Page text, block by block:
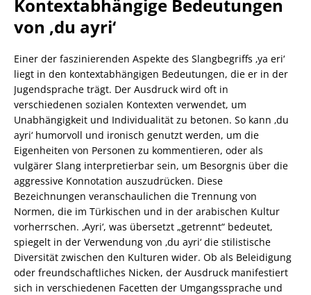
Kontextabhängige Bedeutungen
von ‚du ayri‘
Einer der faszinierenden Aspekte des Slangbegriffs ‚ya eri‘
liegt in den kontextabhängigen Bedeutungen, die er in der
Jugendsprache trägt. Der Ausdruck wird oft in
verschiedenen sozialen Kontexten verwendet, um
Unabhängigkeit und Individualität zu betonen. So kann ‚du
ayri‘ humorvoll und ironisch genutzt werden, um die
Eigenheiten von Personen zu kommentieren, oder als
vulgärer Slang interpretierbar sein, um Besorgnis über die
aggressive Konnotation auszudrücken. Diese
Bezeichnungen veranschaulichen die Trennung von
Normen, die im Türkischen und in der arabischen Kultur
vorherrschen. ‚Ayri‘, was übersetzt „getrennt“ bedeutet,
spiegelt in der Verwendung von ‚du ayri‘ die stilistische
Diversität zwischen den Kulturen wider. Ob als Beleidigung
oder freundschaftliches Nicken, der Ausdruck manifestiert
sich in verschiedenen Facetten der Umgangssprache und